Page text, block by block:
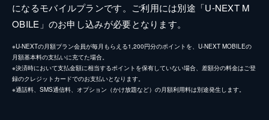
になるモバイルプランです。ご利用には別途「U-NEXT M
OBILE」のお申し込みが必要となります。
※U-NEXTの月額プラン会員が毎月もらえる1,200円分のポイントを、U-NEXT MOBILEの
月額基本料の支払いに充てた場合。
※決済時において支払金額に相当するポイントを保有していない場合、差額分の料金はご登
録のクレジットカードでのお支払いとなります。
※通話料、SMS通信料、オプション（かけ放題など）の月額利用料は別途発生します。